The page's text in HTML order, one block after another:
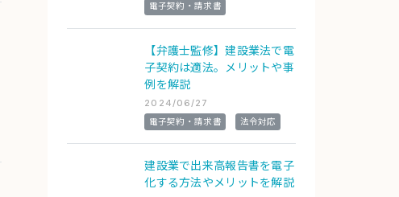
電子契約・請求書
【弁護士監修】建設業法で電
子契約は適法。メリットや事
例を解説
2024/06/27
電子契約・請求書 法令対応
建設業で出来高報告書を電子
化する方法やメリットを解説